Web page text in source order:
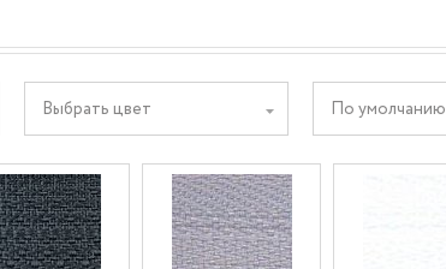
Выбрать цвет По умолчанию